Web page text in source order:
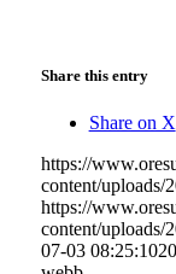
Share this entry
Share on X
https://
content/uploads/
https://
content/uploads/
07-03 08:25:10